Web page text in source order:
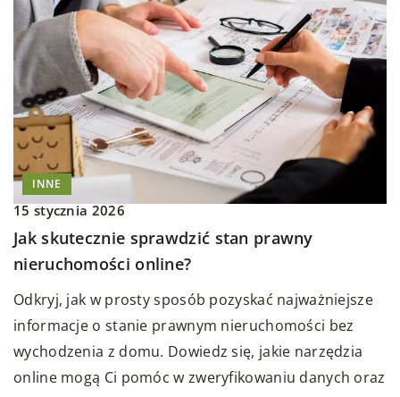
INNE
15 stycznia 2026
Jak skutecznie sprawdzić stan prawny
nieruchomości online?
Odkryj, jak w prosty sposób pozyskać najważniejsze
informacje o stanie prawnym nieruchomości bez
wychodzenia z domu. Dowiedz się, jakie narzędzia
online mogą Ci pomóc w zweryfikowaniu danych oraz